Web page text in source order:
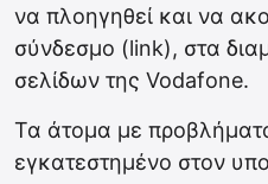
να πλοηγηθεί και να
σύνδεσμο (link), στα
σελίδων της Vodafone.
Τα άτομα με
εγκατεστημένο στον